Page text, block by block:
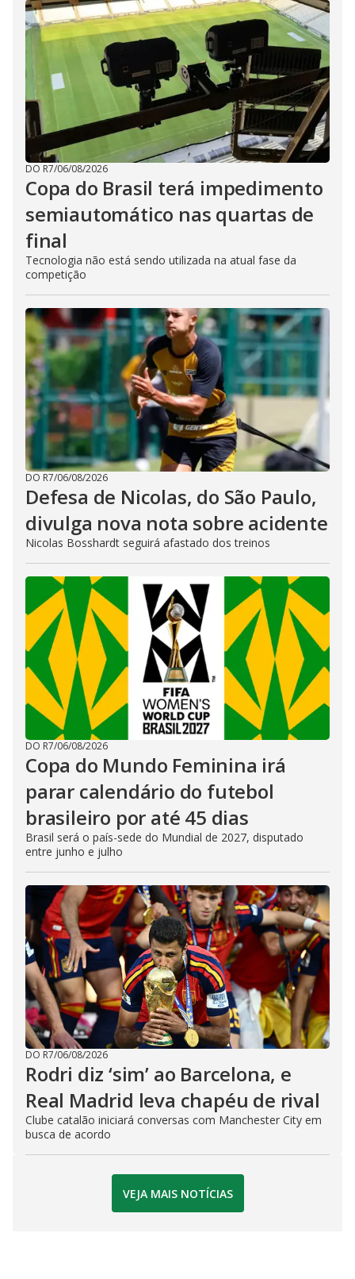
DO R7/06/08/2026
Copa do Brasil terá impedimento
semiautomático nas quartas de
final
Tecnologia não está sendo utilizada na atual fase da
competição
DO R7/06/08/2026
Defesa de Nicolas, do São Paulo,
divulga nova nota sobre acidente
Nicolas Bosshardt seguirá afastado dos treinos
DO R7/06/08/2026
Copa do Mundo Feminina irá
parar calendário do futebol
brasileiro por até 45 dias
Brasil será o país-sede do Mundial de 2027, disputado
entre junho e julho
DO R7/06/08/2026
Rodri diz ‘sim’ ao Barcelona, e
Real Madrid leva chapéu de rival
Clube catalão iniciará conversas com Manchester City em
busca de acordo
VEJA MAIS NOTÍCIAS